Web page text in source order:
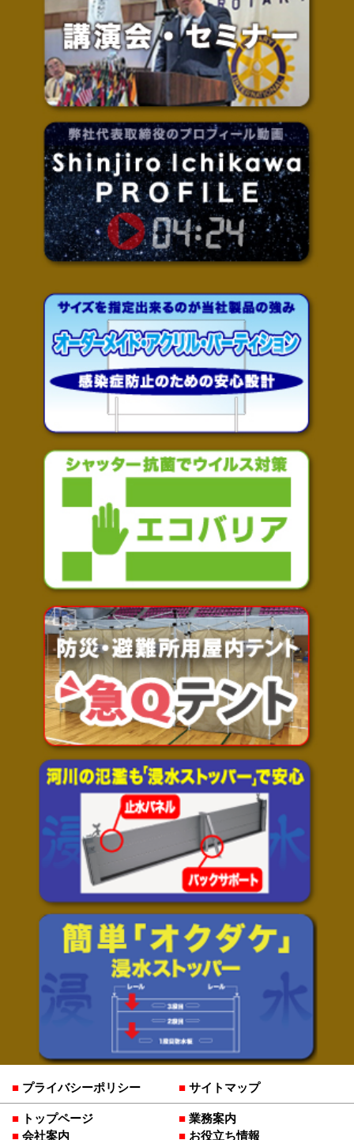
プライバシーポリシー サイトマップ
トップページ
業務案内
会社案内
お役立ち情報